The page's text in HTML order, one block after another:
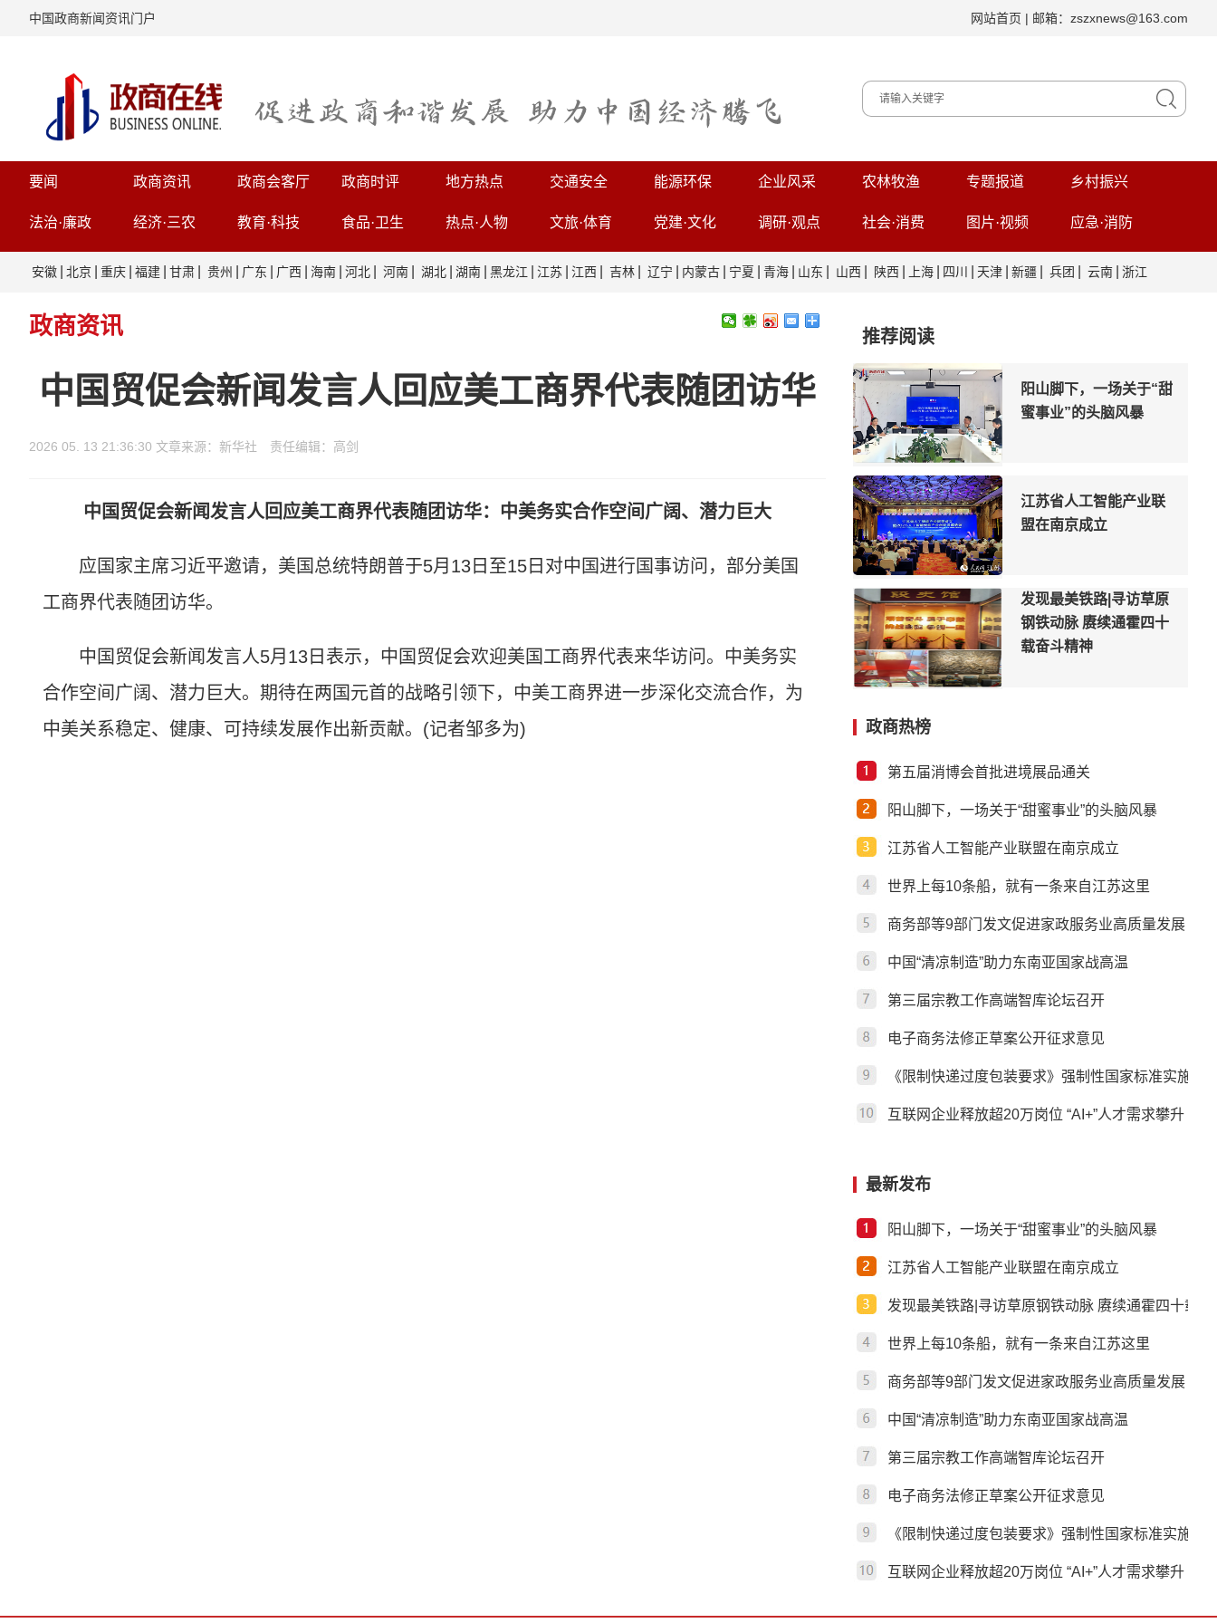
中国政商新闻资讯门户 网站首页 | 邮箱：zszxnews@163.com
要闻 政商资讯 政商会客厅 政商时评 地方热点 交通安全 能源环保 企业风采 农林牧渔 专题报道 乡村振兴
法治·廉政 经济·三农 教育·科技 食品·卫生 热点·人物 文旅·体育 党建·文化 调研·观点 社会·消费 图片·视频 应急·消防
安徽 北京 重庆 福建 甘肃 贵州 广东 广西 海南 河北 河南 湖北 湖南 黑龙江 江苏 江西 吉林 辽宁 内蒙古 宁夏 青海 山东 山西 陕西 上海 四川 天津 新疆 兵团 云南 浙江
政商资讯
中国贸促会新闻发言人回应美工商界代表随团访华
2026 05. 13 21:36:30 文章来源：新华社 责任编辑：高剑
中国贸促会新闻发言人回应美工商界代表随团访华：中美务实合作空间广阔、潜力巨大
应国家主席习近平邀请，美国总统特朗普于5月13日至15日对中国进行国事访问，部分美国
工商界代表随团访华。
中国贸促会新闻发言人5月13日表示，中国贸促会欢迎美国工商界代表来华访问。中美务实
合作空间广阔、潜力巨大。期待在两国元首的战略引领下，中美工商界进一步深化交流合作，为
中美关系稳定、健康、可持续发展作出新贡献。(记者邹多为)
推荐阅读
阳山脚下，一场关于“甜
蜜事业”的头脑风暴
江苏省人工智能产业联
盟在南京成立
发现最美铁路|寻访草原
钢铁动脉 赓续通霍四十
载奋斗精神
中国“清凉制造”助力东
政商热榜
第五届消博会首批进境展品通关
阳山脚下，一场关于“甜蜜事业”的头脑风暴
江苏省人工智能产业联盟在南京成立
世界上每10条船，就有一条来自江苏这里
商务部等9部门发文促进家政服务业高质量发展
中国“清凉制造”助力东南亚国家战高温
第三届宗教工作高端智库论坛召开
电子商务法修正草案公开征求意见
《限制快递过度包装要求》强制性国家标准实施
互联网企业释放超20万岗位 “AI+”人才需求攀升
最新发布
阳山脚下，一场关于“甜蜜事业”的头脑风暴
江苏省人工智能产业联盟在南京成立
发现最美铁路|寻访草原钢铁动脉 赓续通霍四十载奋
世界上每10条船，就有一条来自江苏这里
商务部等9部门发文促进家政服务业高质量发展
中国“清凉制造”助力东南亚国家战高温
第三届宗教工作高端智库论坛召开
电子商务法修正草案公开征求意见
《限制快递过度包装要求》强制性国家标准实施
互联网企业释放超20万岗位 “AI+”人才需求攀升